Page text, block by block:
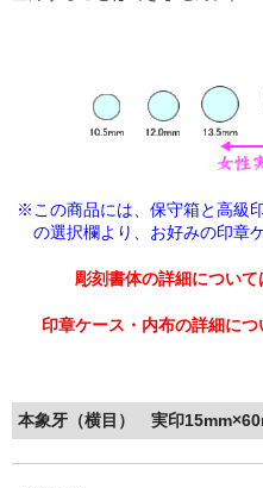
※この商品には、保守箱と高級
の選択欄より、 お好みの印章
彫刻書体の詳細につい
印章ケース・内布の詳細に
本象牙（横目） 実印